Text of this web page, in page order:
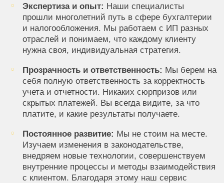
Экспертиза и опыт: Наши специалисты
прошли многолетний путь в сфере бухгалтерии
и налогообложения. Мы работаем с ИП разных
отраслей и понимаем, что каждому клиенту
нужна своя, индивидуальная стратегия.
Прозрачность и ответственность: Мы берем на
себя полную ответственность за корректность
учета и отчетности. Никаких сюрпризов или
скрытых платежей. Вы всегда видите, за что
платите, и какие результаты получаете.
Постоянное развитие: Мы не стоим на месте.
Изучаем изменения в законодательстве,
внедряем новые технологии, совершенствуем
внутренние процессы и методы взаимодействия
с клиентом. Благодаря этому наш сервис